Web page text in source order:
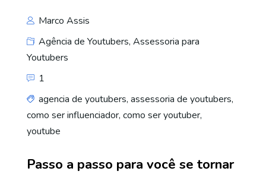
Marco Assis
Agência de Youtubers, Assessoria para
Youtubers
1
agencia de youtubers, assessoria de youtubers,
como ser influenciador, como ser youtuber,
youtube
Passo a passo para você se tornar